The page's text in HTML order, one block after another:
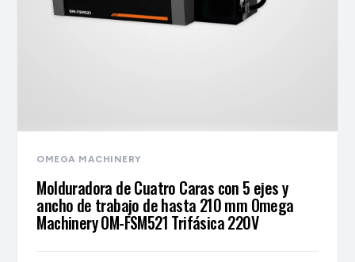
OMEGA MACHINERY
Molduradora de Cuatro Caras con 5 ejes y
ancho de trabajo de hasta 210 mm Omega
Machinery OM-FSM521 Trifásica 220V